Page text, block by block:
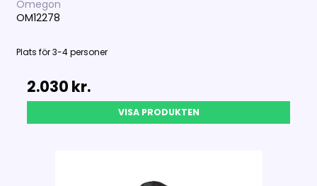
Omegon
OM12278
Plats för 3-4 personer
2.030 kr.
VISA PRODUKTEN